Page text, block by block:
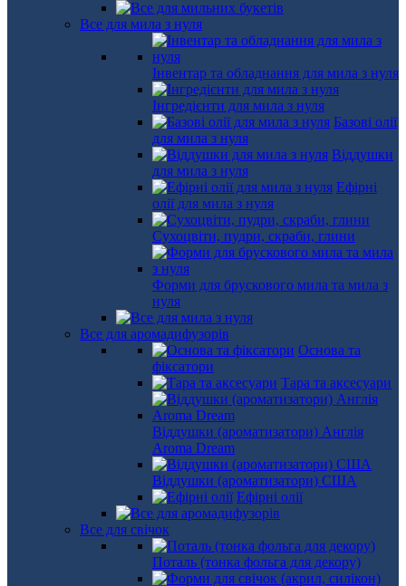
Все для мила з нуля
Інвентар та обладнання для мила з нуля
Інгредієнти для мила з нуля
Базові олії
для мила з нуля
Віддушки
для мила з нуля
Ефірні
олії для мила з нуля
Сухоцвіти, пудри, скраби, глини
Форми для брускового мила та мила з
нуля
Все для аромадифузорів
Основа та
фіксатори
Тара та аксесуари
Віддушки (ароматизатори) Англія
Aroma Dream
Віддушки (ароматизатори) США
Ефірні олії
Все для свічок
Поталь (тонка фольга для декору)